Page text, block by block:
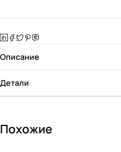
Описание
Детали
Похожие